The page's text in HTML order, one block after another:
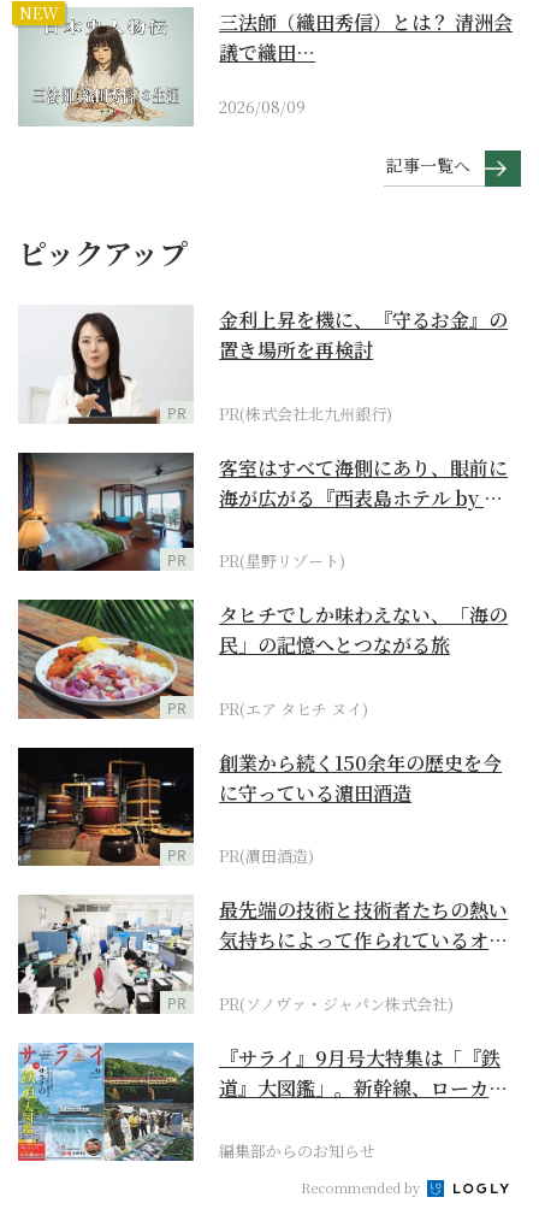
NEW
三法師（織田秀信）とは？ 清洲会
議で織田…
2026/08/09
記事一覧へ
ピックアップ
PR
金利上昇を機に、『守るお金』の
置き場所を再検討
PR(株式会社北九州銀行)
PR
客室はすべて海側にあり、眼前に
海が広がる『西表島ホテル by 星
PR(星野リゾート)
PR
タヒチでしか味わえない、「海の
民」の記憶へとつながる旅
PR(エア タヒチ ヌイ)
PR
創業から続く150余年の歴史を今
に守っている濵田酒造
PR(濵田酒造)
PR
最先端の技術と技術者たちの熱い
気持ちによって作られているオー
PR(ソノヴァ・ジャパン株式会社)
『サライ』9月号大特集は「『鉄
道』大図鑑」。新幹線、ローカル
編集部からのお知らせ
Recommended by